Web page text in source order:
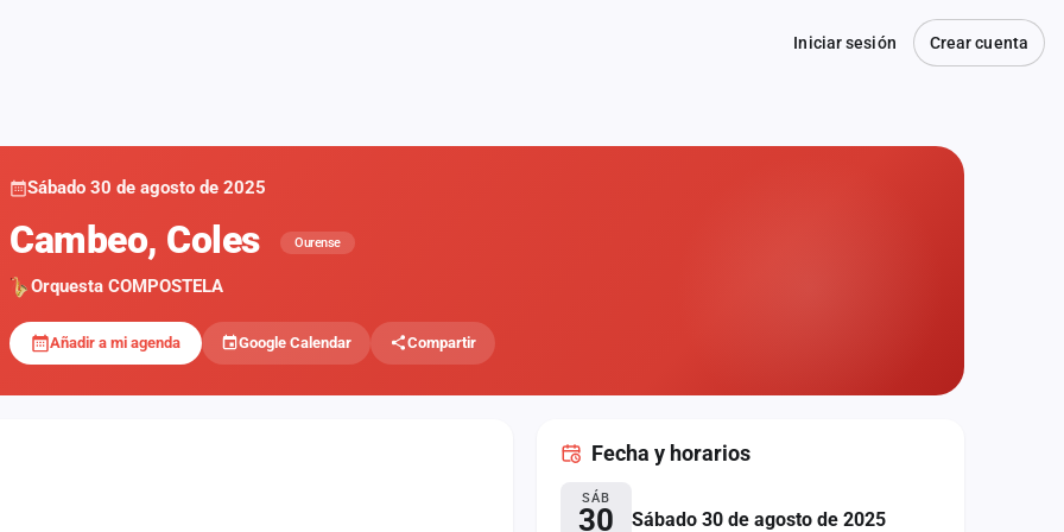
Iniciar sesión Crear cuenta
Sábado 30 de agosto de 2025
Cambeo, Coles Ourense
Orquesta COMPOSTELA
Añadir a mi agenda Google Calendar Compartir
Fecha y horarios
SÁB
30 Sábado 30 de agosto de 2025